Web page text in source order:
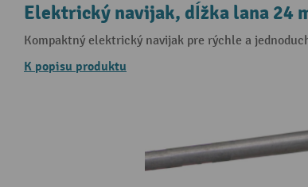
Elektrický navijak, dĺžka lana 24
Kompaktný elektrický navijak pre rýchle a
K popisu produktu